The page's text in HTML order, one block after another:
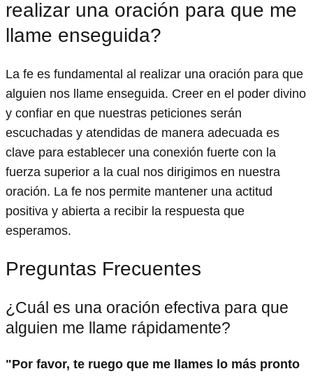
realizar una oración para que me
llame enseguida?
La fe es fundamental al realizar una oración para que
alguien nos llame enseguida. Creer en el poder divino
y confiar en que nuestras peticiones serán
escuchadas y atendidas de manera adecuada es
clave para establecer una conexión fuerte con la
fuerza superior a la cual nos dirigimos en nuestra
oración. La fe nos permite mantener una actitud
positiva y abierta a recibir la respuesta que
esperamos.
Preguntas Frecuentes
¿Cuál es una oración efectiva para que
alguien me llame rápidamente?
"Por favor, te ruego que me llames lo más pronto